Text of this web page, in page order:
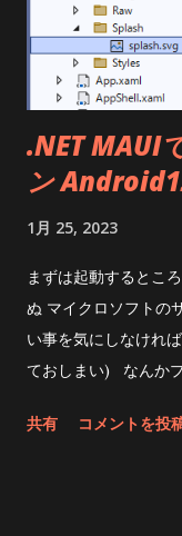
Action within your
be deployed with
Essentials:
stream = await
.NET MAUI
ン
1月 25, 2023
まずは起動するとこ
ぬ マイクロソフトの
い事を気にしなけれ
ておしまい) なんか
プラッシュがあるん
共有 コメントを投